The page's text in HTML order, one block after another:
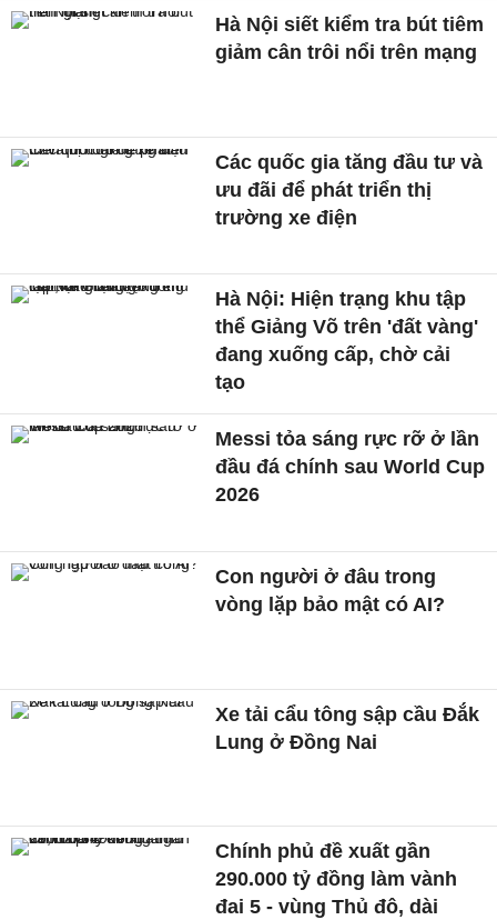
Hà Nội siết kiểm tra bút tiêm
giảm cân trôi nổi trên mạng
Các quốc gia tăng đầu tư và
ưu đãi để phát triển thị
trường xe điện
Hà Nội: Hiện trạng khu tập
thể Giảng Võ trên 'đất vàng'
đang xuống cấp, chờ cải
tạo
Messi tỏa sáng rực rỡ ở lần
đầu đá chính sau World Cup
2026
Con người ở đâu trong
vòng lặp bảo mật có AI?
Xe tải cẩu tông sập cầu Đắk
Lung ở Đồng Nai
Chính phủ đề xuất gần
290.000 tỷ đồng làm vành
đai 5 - vùng Thủ đô, dài